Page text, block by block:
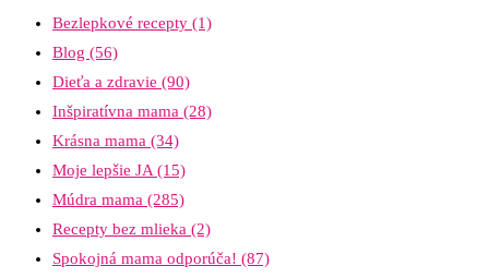
Bezlepkové recepty (1)
Blog (56)
Dieťa a zdravie (90)
Inšpiratívna mama (28)
Krásna mama (34)
Moje lepšie JA(15)
Múdra mama (285)
Recepty bez mlieka (2)
Spokojná mama odporúča! (87)